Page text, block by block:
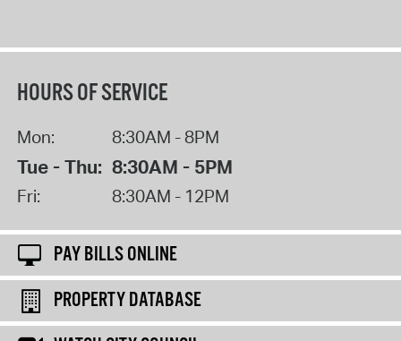
HOURS OF SERVICE
Mon: 8:30AM - 8PM
Tue - Thu: 8:30AM - 5PM
Fri: 8:30AM - 12PM
PAY BILLS ONLINE
PROPERTY DATABASE